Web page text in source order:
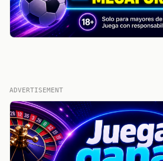
ADVERTISEMENT